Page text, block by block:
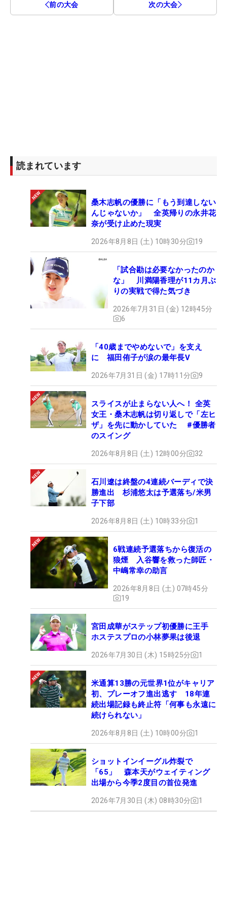
前の大会 次の大会
読まれています
桑木志帆の優勝に「もう到達しない
んじゃないか」 全英帰りの永井花
奈が受け止めた現実
2026年8月8日 (土) 10時30分 19
「試合勘は必要なかったのか
な」 川満陽香理が11カ月ぶ
りの実戦で得た気づき
2026年7月31日 (金) 12時45分
6
「40歳までやめないで」を支え
に 福田侑子が涙の最年長V
2026年7月31日 (金) 17時11分 9
スライスが止まらない人へ！ 全英
女王・桑木志帆は切り返しで「左ヒ
ザ」を先に動かしていた #優勝者
のスイング
2026年8月8日 (土) 12時00分 32
石川遼は終盤の4連続バーディで決
勝進出 杉浦悠太は予選落ち/米男
子下部
2026年8月8日 (土) 10時33分 1
6戦連続予選落ちから復活の
狼煙 入谷響を救った師匠・
中嶋常幸の助言
2026年8月8日 (土) 07時45分
19
宮田成華がステップ初優勝に王手
ホステスプロの小林夢果は後退
2026年7月30日 (木) 15時25分 1
米通算13勝の元世界1位がキャリア
初、プレーオフ進出逃す 18年連
続出場記録も終止符「何事も永遠に
続けられない」
2026年8月8日 (土) 10時00分 1
ショットインイーグル炸裂で
「65」 森本天がウェイティング
出場から今季2度目の首位発進
2026年7月30日 (木) 08時30分 1